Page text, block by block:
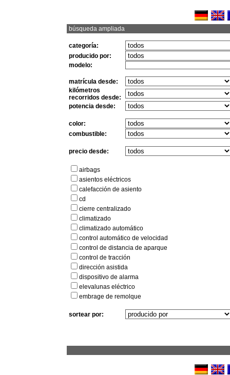
búsqueda ampliada
categoría:
producido por:
modelo:
matrícula desde:
kilómetros
recorridos desde:
potencia desde:
color:
combustible:
precio desde:
airbags
asientos eléctricos
calefacción de asiento
cd
cierre centralizado
climatizado
climatizado automático
control automático de velocidad
control de distancia de aparque
control de tracción
dirección asistida
dispositivo de alarma
elevalunas eléctrico
embrage de remolque
sortear por: